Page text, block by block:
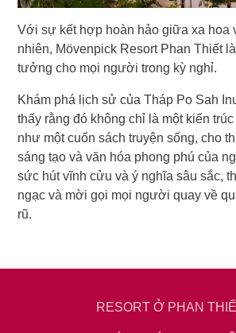
Với sự kết hợp hoàn hảo giữa xa hoa
nhiên, Mövenpick Resort Phan Thiết
tưởng cho mọi người trong kỳ nghỉ.
Khám phá lịch sử của Tháp Po Sah
thấy rằng đó không chỉ là một kiến
như một cuốn sách truyện sống, cho
sáng tạo và văn hóa phong phú của
sức hút vĩnh cửu và ý nghĩa sâu sắc,
ngạc và mời gọi mọi người quay về
rũ.
RESORT Ở PHAN